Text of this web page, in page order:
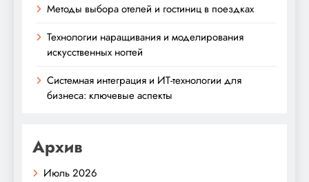
Методы выбора отелей и гостиниц в поездках
Технологии наращивания и моделирования
искусственных ногтей
Системная интеграция и ИТ-технологии для
бизнеса: ключевые аспекты
Архив
Июль 2026